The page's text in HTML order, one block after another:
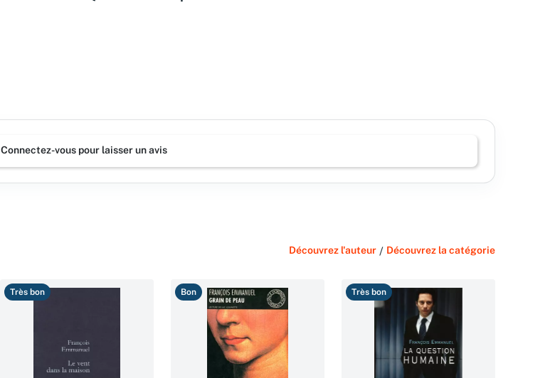
Connectez-vous pour laisser un avis
Découvrez l'auteur / Découvrez la catégorie
Très bon Bon Très bon